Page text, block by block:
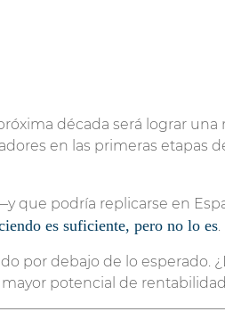
década será lograr una
en las primeras etapas
que podría replicarse en
es suficiente, pero no lo es
por debajo de lo esperado.
potencial de rentabilidad.